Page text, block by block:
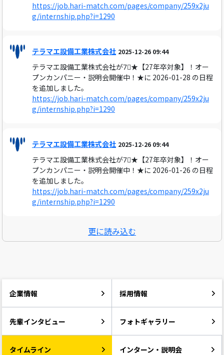
https://job.hari-match.com/pages/company/259x2ju
g/internship.php?i=1290
テラマエ設備工業株式会社 2025-12-26 09:44
テラマエ設備工業株式会社が7⃣★【27年卒対象】！オー
プンカンパニー・説明会開催中！★に 2026-01-28 の日程
を追加しました。
https://job.hari-match.com/pages/company/259x2ju
g/internship.php?i=1290
テラマエ設備工業株式会社 2025-12-26 09:44
テラマエ設備工業株式会社が7⃣★【27年卒対象】！オー
プンカンパニー・説明会開催中！★に 2026-01-26 の日程
を追加しました。
https://job.hari-match.com/pages/company/259x2ju
g/internship.php?i=1290
更に読み込む
企業情報 採用情報
先輩インタビュー フォトギャラリー
タイムライン インターン・説明会